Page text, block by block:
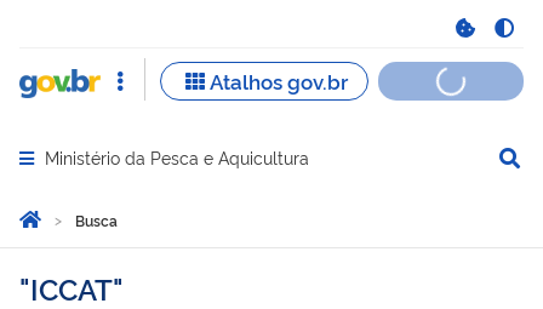
Abrir menu principal de navegação
Ministério da Pesca e Aquicultura
Você está aqui:
Página Inicial
Busca
Busca
ICCAT